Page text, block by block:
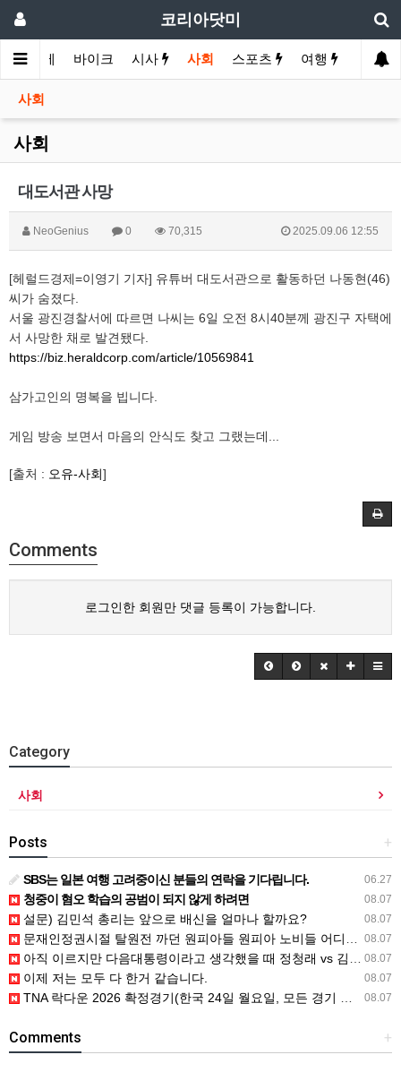
코리아닷미
경제 바이크 시사 사회 스포츠 여행 유머
사회
사회
대도서관 사망
NeoGenius 0 70,315 2025.09.06 12:55
[헤럴드경제=이영기 기자] 유튜버 대도서관으로 활동하던 나동현(46)
씨가 숨졌다.
서울 광진경찰서에 따르면 나씨는 6일 오전 8시40분께 광진구 자택에
서 사망한 채로 발견됐다.
https://biz.heraldcorp.com/article/10569841
삼가고인의 명복을 빕니다.
게임 방송 보면서 마음의 안식도 찾고 그랬는데...
[출처 : 오유-사회]
Comments
로그인한 회원만 댓글 등록이 가능합니다.
Category
사회
+
Posts
06.27
SBS는 일본 여행 고려중이신 분들의 연락을 기다립니다.
08.07
청중이 혐오 학습의 공범이 되지 않게 하려면
08.07
설문) 김민석 총리는 앞으로 배신을 얼마나 할까요?
08.07
문재인정권시절 탈원전 까던 원피아들 원피아 노비들 어디감?
08.07
아직 이르지만 다음대통령이라고 생각했을 때 정청래 vs 김민석
08.07
이제 저는 모두 다 한거 같습니다.
08.07
TNA 락다운 2026 확정경기(한국 24일 월요일, 모든 경기 철창 매
+
Comments